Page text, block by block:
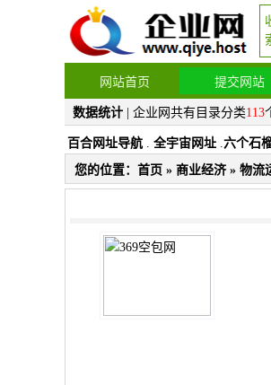
网站首页 提交网站
数据统计 | 企业网共有目录分类113
百合网址导航 . 全宇宙网址 .六个石
您的位置： 首页 » 商业经济» 物流